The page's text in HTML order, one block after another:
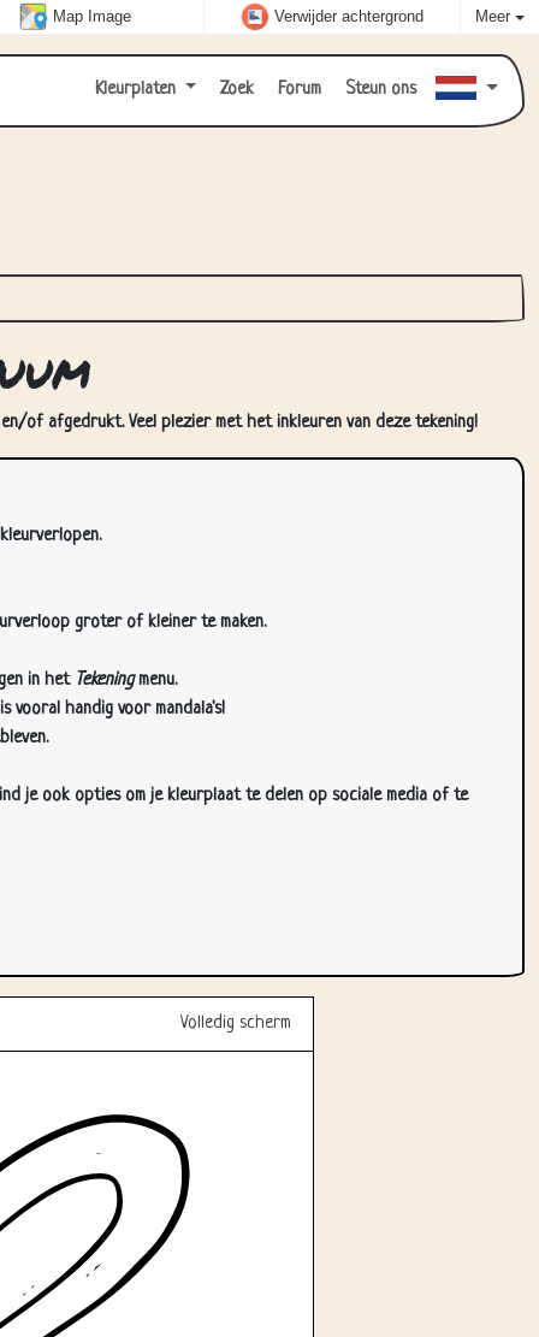
Map Image Verwijder achtergrond Meer
Kleurplaten Zoek Forum Steun ons
of afgedrukt. Veel plezier met het inkleuren van deze tekening!
groter of kleiner te maken.
in het Tekeningmenu.
vooral handig voor mandala's!
je ook opties om je kleurplaat te delen op sociale media of te
Volledig scherm